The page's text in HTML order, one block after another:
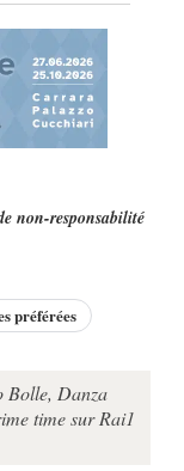
non-responsabilité
préférées
Bolle, Danza
time sur Rai1